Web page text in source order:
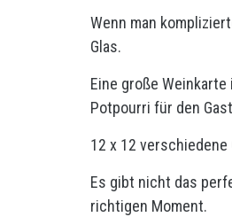
Wenn man
Glas.
Eine große
Potpourri für den
12 x 12
Es gibt nicht das
richtigen Moment.